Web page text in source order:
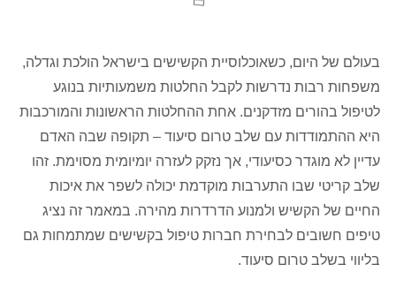
בעולם של היום, כשאוכלוסיית הקשישים בישראל הולכת וגדלה,
משפחות רבות נדרשות לקבל החלטות משמעותיות בנוגע
לטיפול בהורים מזדקנים. אחת ההחלטות הראשונות והמורכבות
היא ההתמודדות עם שלב טרום סיעוד – תקופה שבה האדם
עדיין לא מוגדר כסיעודי, אך נזקק לעזרה יומיומית מסוימת. זהו
שלב קריטי שבו התערבות מוקדמת יכולה לשפר את איכות
החיים של הקשיש ולמנוע הדרדרות מהירה. במאמר זה נציג
טיפים חשובים לבחירת חברות טיפול בקשישים שמתמחות גם
בליווי בשלב טרום סיעוד.